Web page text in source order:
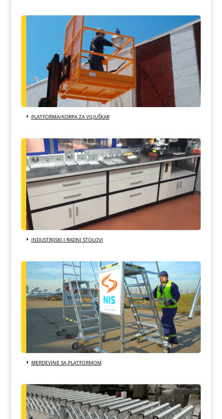
PLATFORMA/KORPA ZA VILJUŠKAR
INDUSTRIJSKI I RADNI STOLOVI
MERDEVINE SA PLATFORMOM